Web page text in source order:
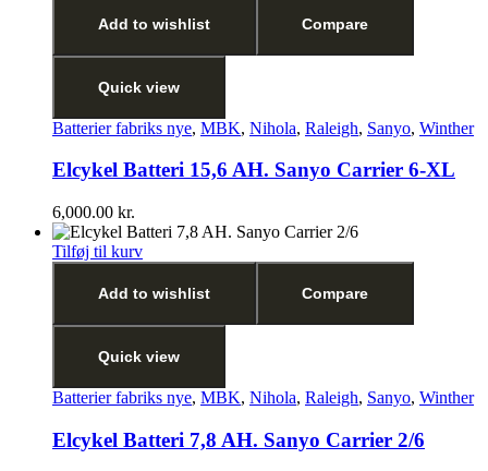
Add to wishlist Compare
Quick view
Batterier fabriks nye, MBK, Nihola, Raleigh, Sanyo, Winther
Elcykel Batteri 15,6 AH. Sanyo Carrier 6-XL
6,000.00 kr.
Tilføj til kurv
Add to wishlist Compare
Quick view
Batterier fabriks nye, MBK, Nihola, Raleigh, Sanyo, Winther
Elcykel Batteri 7,8 AH. Sanyo Carrier 2/6